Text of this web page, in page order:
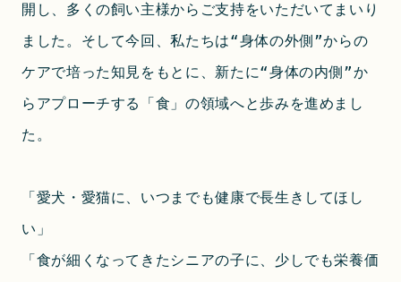
開し、多くの飼い主様からご支持をいただいてまいり
ました。そして今回、私たちは“身体の外側”からの
ケアで培った知見をもとに、新たに“身体の内側”か
らアプローチする「食」の領域へと歩みを進めまし
た。
「愛犬・愛猫に、いつまでも健康で長生きしてほし
い」
「食が細くなってきたシニアの子に、少しでも栄養価